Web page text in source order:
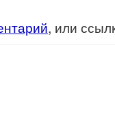
, или